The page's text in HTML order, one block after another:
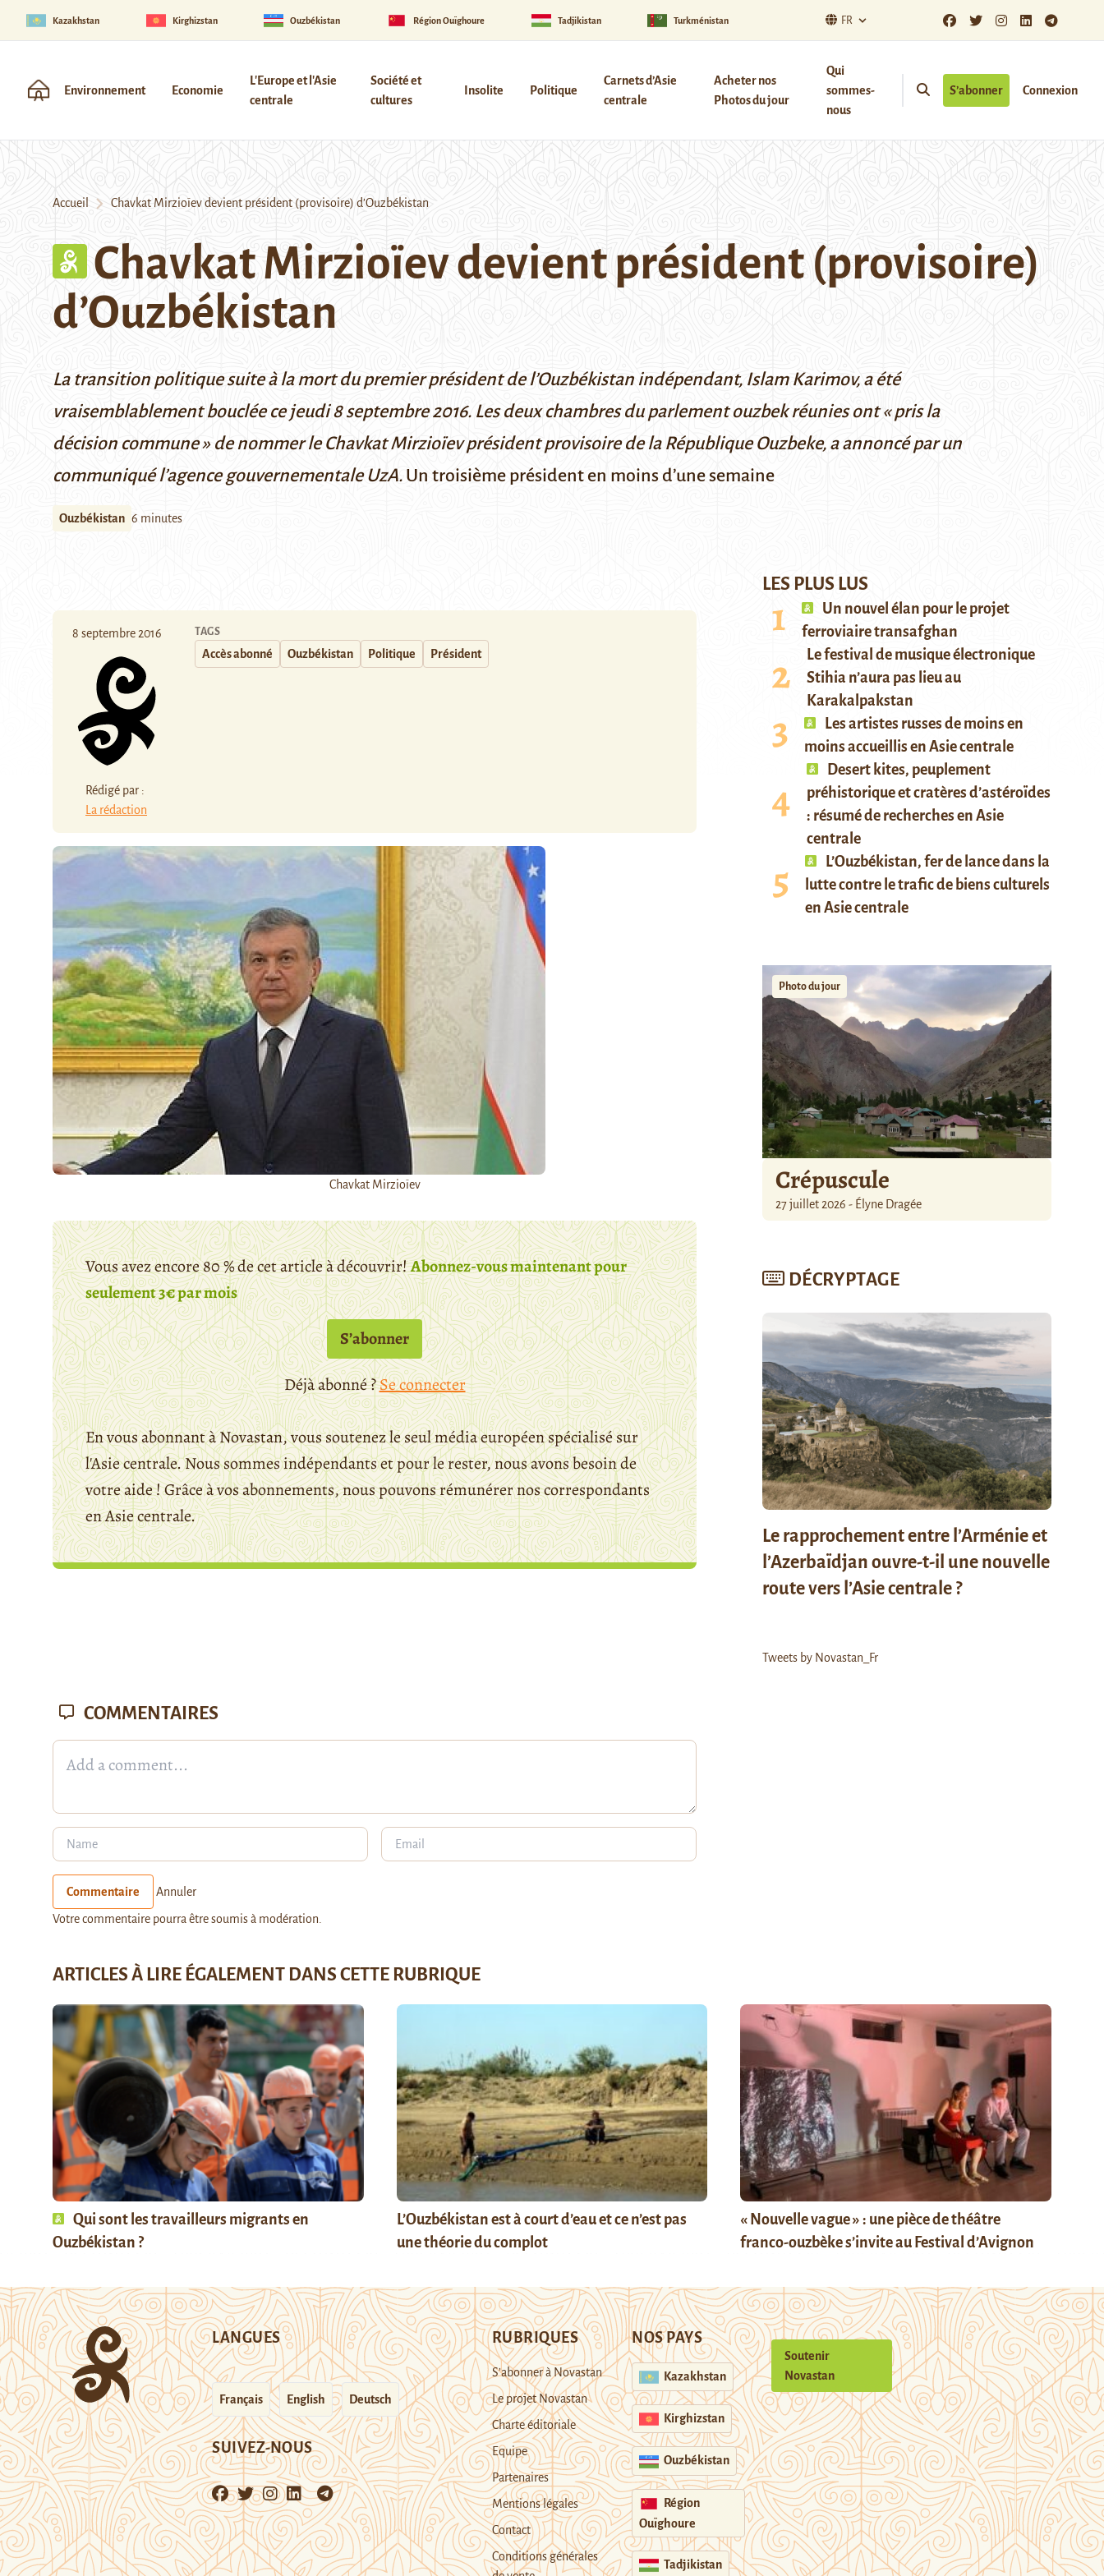
Kazakhstan Kirghizstan Ouzbékistan Région Ouïghoure Tadjikistan Turkménistan FR
Environnement Economie
L'Europe et l'Asie
centrale
Société et
cultures
Insolite Politique
Carnets d’Asie
centrale
Acheter nos
Photos du jour
Qui
sommes-
nous
S’abonner Connexion
Accueil Chavkat Mirzioïev devient président (provisoire) d’Ouzbékistan
Chavkat Mirzioïev devient président (provisoire)
d’Ouzbékistan
La transition politique suite à la mort du premier présidentde l’Ouzbékistan indépendant, Islam Karimov, a été
vraisemblablement bouclée ce jeudi 8 septembre 2016. Les deux chambres du parlement ouzbek réunies ont « pris la
décision commune » de nommer le Chavkat Mirzioïev président provisoire de la République Ouzbeke, a annoncé par un
communiquél’agence gouvernementale UzA. Un troisième président en moins d’une semaine
Ouzbékistan 6 minutes
8 septembre 2016
Rédigé par :
La rédaction
TAGS
Accès abonné Ouzbékistan Politique Président
Chavkat Mirzioïev
Vous avez encore 80 % de cet article à découvrir!Abonnez-vous maintenant pour
seulement 3€ par mois
S’abonner
Déjà abonné ?Se connecter
En vous abonnant à Novastan, vous soutenez le seul média européen spécialisé sur
l'Asie centrale. Nous sommes indépendants et pour le rester, nous avons besoin de
votre aide ! Grâce à vos abonnements, nous pouvons rémunérer nos correspondants
en Asie centrale.
LES PLUS LUS
Un nouvel élan pour le projet
ferroviaire transafghan
Le festival de musique électronique
Stihia n’aura pas lieu au
Karakalpakstan
Les artistes russes de moins en
moins accueillis en Asie centrale
Desert kites, peuplement
préhistorique et cratères d’astéroïdes
: résumé de recherches en Asie
centrale
L’Ouzbékistan, fer de lance dans la
lutte contre le trafic de biens culturels
en Asie centrale
Photo du jour
Crépuscule
27 juillet 2026 - Élyne Dragée
DÉCRYPTAGE
Le rapprochement entre l’Arménie et
l’Azerbaïdjan ouvre-t-il une nouvelle
route vers l’Asie centrale ?
Tweets by Novastan_Fr
COMMENTAIRES
Commentaire Annuler
Votre commentaire pourra être soumis à modération.
ARTICLES À LIRE ÉGALEMENT DANS CETTE RUBRIQUE
Qui sont les travailleurs migrants en
Ouzbékistan ?
L’Ouzbékistan est à court d’eau et ce n’est pas
une théorie du complot
« Nouvelle vague » : une pièce de théâtre
franco-ouzbèke s’invite au Festival d’Avignon
LANGUES
Français English Deutsch
SUIVEZ-NOUS
RUBRIQUES
S’abonner à Novastan
Le projet Novastan
Charte éditoriale
Equipe
Partenaires
Mentions légales
Contact
Conditions générales
NOS PAYS
Kazakhstan
Kirghizstan
Ouzbékistan
Région
Ouïghoure
Tadjikistan
Soutenir
Novastan